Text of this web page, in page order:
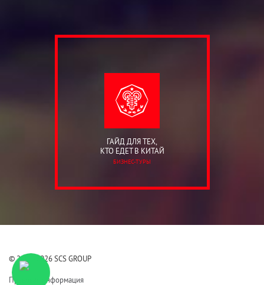
ГАЙД ДЛЯ ТЕХ,
КТО ЕДЕТ В КИТАЙ
БИЗНЕС-ТУРЫ
© 2006-2026 SCS GROUP
Правовая информация